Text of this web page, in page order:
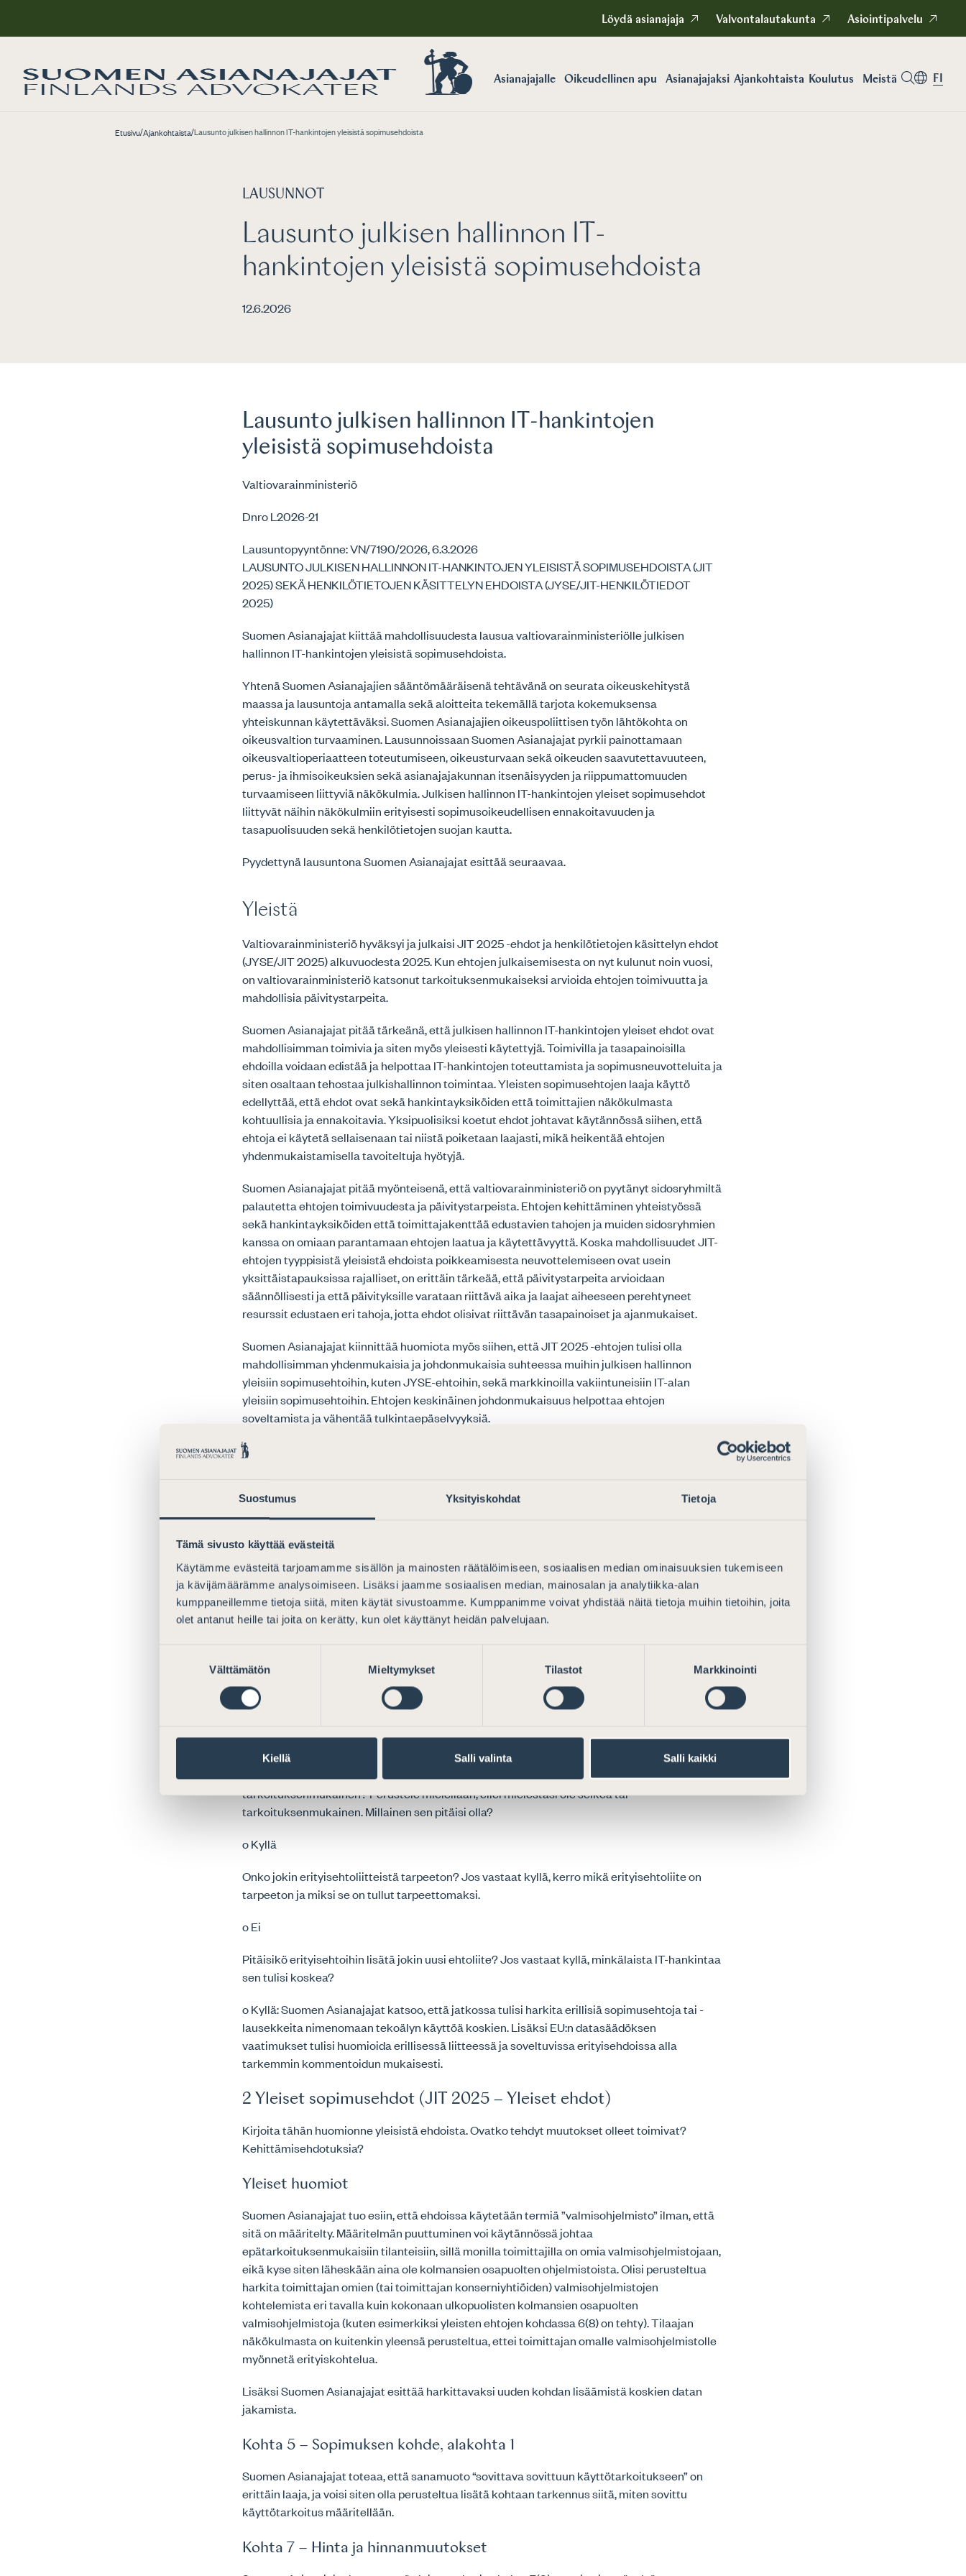
Suostumus Yksityiskohdat Tietoja
Tämä sivusto käyttää evästeitä
Käytämme evästeitä tarjoamamme sisällön ja mainosten räätälöimiseen, sosiaalisen median ominaisuuksien tukemiseen
ja kävijämäärämme analysoimiseen. Lisäksi jaamme sosiaalisen median, mainosalan ja analytiikka-alan
kumppaneillemme tietoja siitä, miten käytät sivustoamme. Kumppanimme voivat yhdistää näitä tietoja muihin tietoihin, joita
olet antanut heille tai joita on kerätty, kun olet käyttänyt heidän palvelujaan.
Välttämätön Mieltymykset Tilastot Markkinointi
Kiellä Salli valinta Salli kaikki
Löydä asianajaja Valvontalautakunta Asiointipalvelu
Asianajajalle Oikeudellinen apu Asianajajaksi Ajankohtaista Koulutus Meistä FI
Etusivu/Ajankohtaista/Lausunto julkisen hallinnon IT-hankintojen yleisistä sopimusehdoista
LAUSUNNOT
Lausunto julkisen hallinnon IT-
hankintojen yleisistä sopimusehdoista
12.6.2026
Lausunto julkisen hallinnon IT-hankintojen
yleisistä sopimusehdoista
Valtiovarainministeriö
Dnro L2026-21
Lausuntopyyntönne: VN/7190/2026, 6.3.2026
LAUSUNTO JULKISEN HALLINNON IT-HANKINTOJEN YLEISISTÄ SOPIMUSEHDOISTA (JIT
2025) SEKÄ HENKILÖTIETOJEN KÄSITTELYN EHDOISTA (JYSE/JIT-HENKILÖTIEDOT
2025)
Suomen Asianajajat kiittää mahdollisuudesta lausua valtiovarainministeriölle julkisen
hallinnon IT-hankintojen yleisistä sopimusehdoista.
Yhtenä Suomen Asianajajien sääntömääräisenä tehtävänä on seurata oikeuskehitystä
maassa ja lausuntoja antamalla sekä aloitteita tekemällä tarjota kokemuksensa
yhteiskunnan käytettäväksi. Suomen Asianajajien oikeuspoliittisen työn lähtökohta on
oikeusvaltion turvaaminen. Lausunnoissaan Suomen Asianajajat pyrkii painottamaan
oikeusvaltioperiaatteen toteutumiseen, oikeusturvaan sekä oikeuden saavutettavuuteen,
perus- ja ihmisoikeuksien sekä asianajajakunnan itsenäisyyden ja riippumattomuuden
turvaamiseen liittyviä näkökulmia. Julkisen hallinnon IT-hankintojen yleiset sopimusehdot
liittyvät näihin näkökulmiin erityisesti sopimusoikeudellisen ennakoitavuuden ja
tasapuolisuuden sekä henkilötietojen suojan kautta.
Pyydettynä lausuntona Suomen Asianajajat esittää seuraavaa.
Yleistä
Valtiovarainministeriö hyväksyi ja julkaisi JIT 2025 -ehdot ja henkilötietojen käsittelyn ehdot
(JYSE/JIT 2025) alkuvuodesta 2025. Kun ehtojen julkaisemisesta on nyt kulunut noin vuosi,
on valtiovarainministeriö katsonut tarkoituksenmukaiseksi arvioida ehtojen toimivuutta ja
mahdollisia päivitystarpeita.
Suomen Asianajajat pitää tärkeänä, että julkisen hallinnon IT-hankintojen yleiset ehdot ovat
mahdollisimman toimivia ja siten myös yleisesti käytettyjä. Toimivilla ja tasapainoisilla
ehdoilla voidaan edistää ja helpottaa IT-hankintojen toteuttamista ja sopimusneuvotteluita ja
siten osaltaan tehostaa julkishallinnon toimintaa. Yleisten sopimusehtojen laaja käyttö
edellyttää, että ehdot ovat sekä hankintayksiköiden että toimittajien näkökulmasta
kohtuullisia ja ennakoitavia. Yksipuolisiksi koetut ehdot johtavat käytännössä siihen, että
ehtoja ei käytetä sellaisenaan tai niistä poiketaan laajasti, mikä heikentää ehtojen
yhdenmukaistamisella tavoiteltuja hyötyjä.
Suomen Asianajajat pitää myönteisenä, että valtiovarainministeriö on pyytänyt sidosryhmiltä
palautetta ehtojen toimivuudesta ja päivitystarpeista. Ehtojen kehittäminen yhteistyössä
sekä hankintayksiköiden että toimittajakenttää edustavien tahojen ja muiden sidosryhmien
kanssa on omiaan parantamaan ehtojen laatua ja käytettävyyttä. Koska mahdollisuudet JIT-
ehtojen tyyppisistä yleisistä ehdoista poikkeamisesta neuvottelemiseen ovat usein
yksittäistapauksissa rajalliset, on erittäin tärkeää, että päivitystarpeita arvioidaan
säännöllisesti ja että päivityksille varataan riittävä aika ja laajat aiheeseen perehtyneet
resurssit edustaen eri tahoja, jotta ehdot olisivat riittävän tasapainoiset ja ajanmukaiset.
Suomen Asianajajat kiinnittää huomiota myös siihen, että JIT 2025 -ehtojen tulisi olla
mahdollisimman yhdenmukaisia ja johdonmukaisia suhteessa muihin julkisen hallinnon
yleisiin sopimusehtoihin, kuten JYSE-ehtoihin, sekä markkinoilla vakiintuneisiin IT-alan
yleisiin sopimusehtoihin. Ehtojen keskinäinen johdonmukaisuus helpottaa ehtojen
soveltamista ja vähentää tulkintaepäselvyyksiä.
Alla oleva lausunto on laadittu lausuntopyynnössä esitetyn mukaisiin kysymyksiin ja niihin
annettuihin vastauksiin.
Taustakysymys
Valitse missä ominaisuudessa annatte lausuntonne. Jos vastaatte ”muu”, tarkenna
mielellään näkökulmanne.
mahdollisimman hyvin sopimusoikeudellisen ennakoitavuuden ja tasapuolisuuden sekä
henkilötietojen suojan vaatimukset.
1 Yleiset huomiot vakiosopimusehtojen rakenteesta ja
Onko ehtojen rakenne (yleiset ehdot – erityisehdot) mielestänne selkeä ja
tarkoituksenmukainen? Perustele mielellään, ellei mielestäsi ole selkeä tai
tarkoituksenmukainen. Millainen sen pitäisi olla?
o Kyllä
Onko jokin erityisehtoliitteistä tarpeeton? Jos vastaat kyllä, kerro mikä erityisehtoliite on
tarpeeton ja miksi se on tullut tarpeettomaksi.
o Ei
Pitäisikö erityisehtoihin lisätä jokin uusi ehtoliite? Jos vastaat kyllä, minkälaista IT-hankintaa
sen tulisi koskea?
o Kyllä: Suomen Asianajajat katsoo, että jatkossa tulisi harkita erillisiä sopimusehtoja tai -
lausekkeita nimenomaan tekoälyn käyttöä koskien. Lisäksi EU:n datasäädöksen
vaatimukset tulisi huomioida erillisessä liitteessä ja soveltuvissa erityisehdoissa alla
tarkemmin kommentoidun mukaisesti.
2 Yleiset sopimusehdot (JIT 2025 – Yleiset ehdot)
Kirjoita tähän huomionne yleisistä ehdoista. Ovatko tehdyt muutokset olleet toimivat?
Kehittämisehdotuksia?
Yleiset huomiot
Suomen Asianajajat tuo esiin, että ehdoissa käytetään termiä ”valmisohjelmisto” ilman, että
sitä on määritelty. Määritelmän puuttuminen voi käytännössä johtaa
epätarkoituksenmukaisiin tilanteisiin, sillä monilla toimittajilla on omia valmisohjelmistojaan,
eikä kyse siten läheskään aina ole kolmansien osapuolten ohjelmistoista. Olisi perusteltua
harkita toimittajan omien (tai toimittajan konserniyhtiöiden) valmisohjelmistojen
kohtelemista eri tavalla kuin kokonaan ulkopuolisten kolmansien osapuolten
valmisohjelmistoja (kuten esimerkiksi yleisten ehtojen kohdassa 6(8) on tehty). Tilaajan
näkökulmasta on kuitenkin yleensä perusteltua, ettei toimittajan omalle valmisohjelmistolle
myönnetä erityiskohtelua.
Lisäksi Suomen Asianajajat esittää harkittavaksi uuden kohdan lisäämistä koskien datan
jakamista.
Kohta 5 – Sopimuksen kohde, alakohta 1
Suomen Asianajajat toteaa, että sanamuoto “sovittava sovittuun käyttötarkoitukseen” on
erittäin laaja, ja voisi siten olla perusteltua lisätä kohtaan tarkennus siitä, miten sovittu
käyttötarkoitus määritellään.
Kohta 7 – Hinta ja hinnanmuutokset